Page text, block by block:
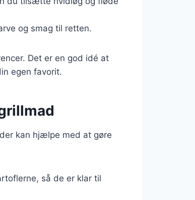
og smag til retten.
Det er en god idé at
egen favorit.
kan hjælpe med at gøre
så de er klar til